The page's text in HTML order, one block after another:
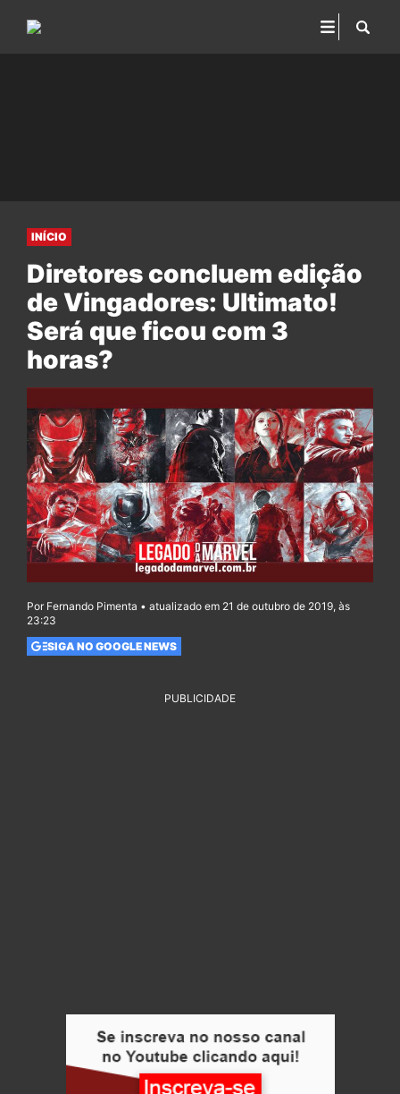
INÍCIO
Diretores concluem edição
de Vingadores: Ultimato!
Será que ficou com 3
horas?
Por Fernando Pimenta • atualizado em 21 de outubro de 2019, às
23:23
SIGA NO GOOGLE NEWS
PUBLICIDADE